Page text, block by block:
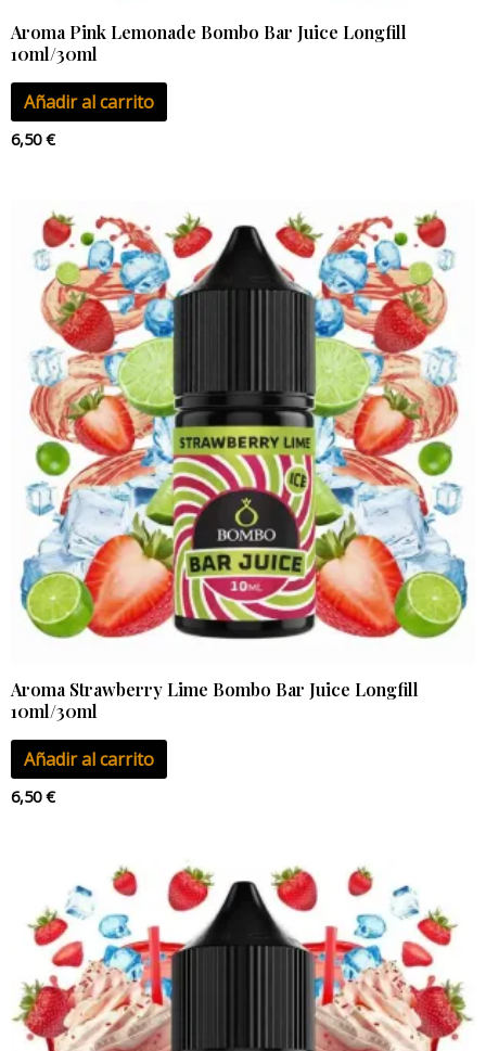
Aroma Pink Lemonade Bombo Bar Juice Longfill
10ml/30ml
Añadir al carrito
6,50€
Aroma Strawberry Lime Bombo Bar Juice Longfill
10ml/30ml
Añadir al carrito
6,50€